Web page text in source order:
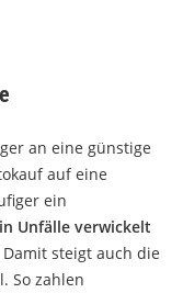
an eine günstige
auf eine
ein
Unfälle verwickelt
steigt auch die
So zahlen